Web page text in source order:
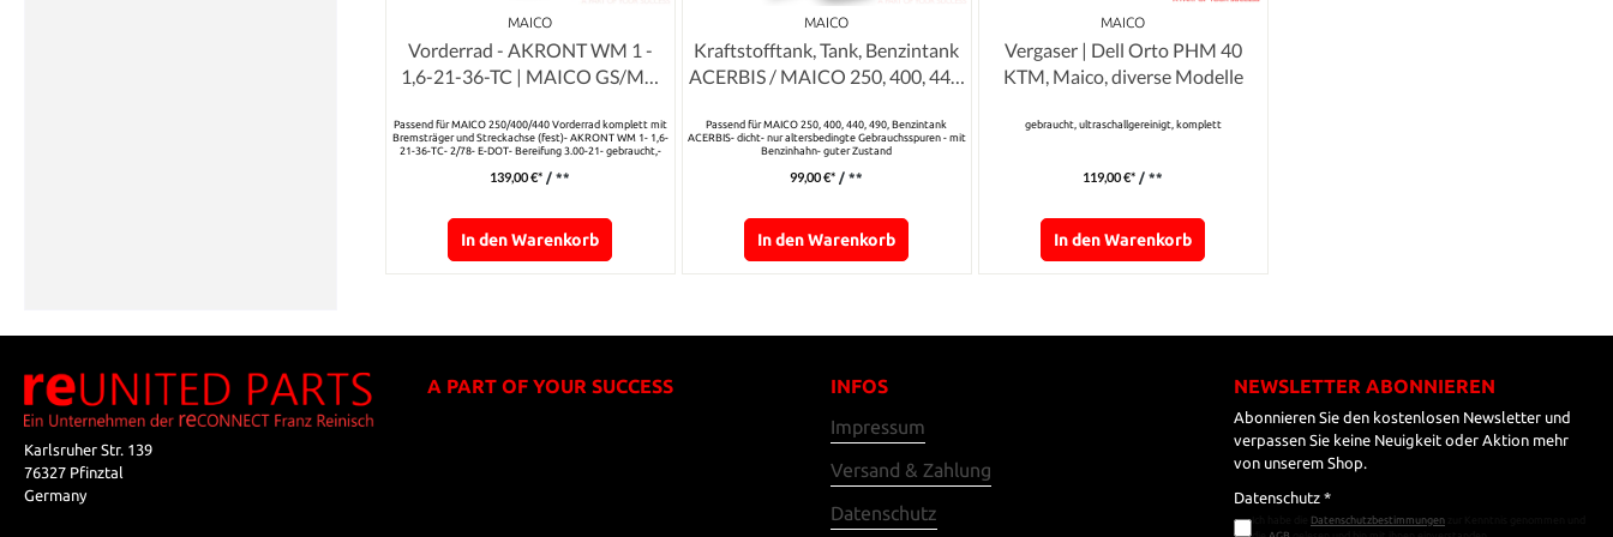
MAICO
Vorderrad - AKRONT WM 1 -
1,6-21-36-TC | MAICO GS/MC
Passend für MAICO 250/400/440 Vorderrad komplett mit
Bremsträger und Streckachse (fest)- AKRONT WM 1- 1,6-
21-36-TC- 2/78- E-DOT- Bereifung 3.00-21- gebraucht,-
139,00 €* / **
In den Warenkorb
MAICO
Kraftstofftank, Tank, Benzintank
ACERBIS / MAICO 250, 400, 440,
Passend für MAICO 250, 400, 440, 490, Benzintank
ACERBIS- dicht- nur altersbedingte Gebrauchsspuren - mit
Benzinhahn- guter Zustand
99,00 €* / **
In den Warenkorb
MAICO
Vergaser | Dell Orto PHM 40
KTM, Maico, diverse Modelle
gebraucht, ultraschallgereinigt, komplett
119,00 €* / **
In den Warenkorb
Karlsruher Str. 139
76327 Pfinztal
Germany
A PART OF YOUR SUCCESS
INFOS
Impressum
Versand & Zahlung
Datenschutz
NEWSLETTER ABONNIEREN
Abonnieren Sie den kostenlosen Newsletter und
verpassen Sie keine Neuigkeit oder Aktion mehr
von unserem Shop.
Datenschutz *
Datenschutzbestimmungen